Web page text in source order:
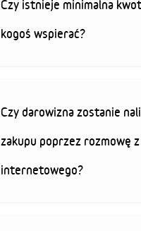
Czy istnieje minimalna
kogoś wspierać?
Czy darowizna zostanie
zakupu poprzez rozmowę
internetowego?